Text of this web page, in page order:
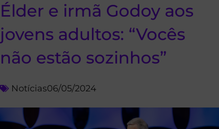
Élder e irmã Godoy aos
jovens adultos: “Vocês
não estão sozinhos”
Notícias06/05/2024